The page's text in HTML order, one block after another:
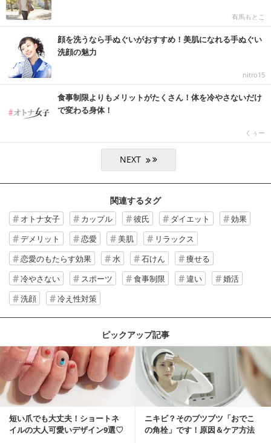
有馬もとこ
顔を洗うなら手ぬぐいがおすすめ！美肌になれる手ぬぐい
洗顔の魅力
nitro15
食事制限よりもメリットがたくさん！体を冷やさないだけ
で変わる身体！
くぅー
関連するタグ
オトナ女子 カップル 彼氏 ダイエット
効果
デメリット
恋愛 美肌
リラックス
恋愛のもたらす効果
水 石けん
痩せる
冷やさない
スポーツ 食事制限 違い
婚活
洗顔
冷え性対策
ピックアップ記事
短い爪でも大丈夫！ショートネ
イルの大人可愛いデザイン9選♡
ニキビ？そのブツブツ「おでこ
の角栓」です！原因＆ケア方法